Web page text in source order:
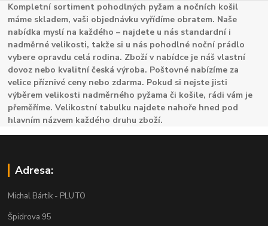
Kompletní sortiment pohodlných pyžam a nočních košil
máme skladem, vaši objednávku vyřídíme obratem. Naše
nabídka myslí na každého – najdete u nás standardní i
nadměrné velikosti, takže si u nás pohodlné noční prádlo
vybere opravdu celá rodina. Zboží v nabídce je náš vlastní
dovoz nebo kvalitní česká výroba. Poštovné nabízíme za
velice příznivé ceny nebo zdarma. Pokud si nejste jisti
výběrem velikosti nadměrného pyžama či košile, rádi vám je
přeměříme. Velikostní tabulku najdete nahoře hned pod
hlavním názvem každého druhu zboží.
Adresa:
Michal Bártík - PLUTO
Špidrova 95